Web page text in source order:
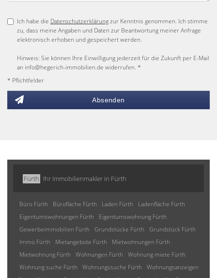
Ich habe die Datenschutzerklärungzur Kenntnis genommen. Ich stimme
zu, dass meine Angaben und Daten zur Beantwortung meiner Anfrage
elektronisch erhoben und gespeichert werden.
Hinweis: Sie können Ihre Einwilligung jederzeit für die Zukunft per E-Mail
an info@hegerich-immobilien.de widerrufen. *
* Pflichtfelder
Absenden
Fürth Ihr Immobilienmakler in Fürth
Büro Fürth Bürofläche Fürth Laden Fürth
Ladenfläche Fürth
Eigentumswohnungen Fürth
Eigentumswohnung Fürth
Gewerbeimmobilien Fürth
Grundstücke Fürth
Grundstück Fürth
Immo Fürth
Mietangebote Fürth
Mietwohnungen Fürth
Mietwohnung Fürth
Wohnungen Fürth
Wohnung miete Fürth
Wohnung suche Fürth
Wohnungssuche Fürth
Wohnungsanzeigen